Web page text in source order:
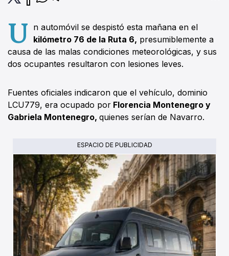
U n automóvil se despistó esta mañana en el
kilómetro 76 de la Ruta 6, presumiblemente a
causa de las malas condiciones meteorológicas, y sus
dos ocupantes resultaron con lesiones leves.
Fuentes oficiales indicaron que el vehículo, dominio
LCU779, era ocupado por Florencia Montenegro y
Gabriela Montenegro, quienes serían de Navarro.
ESPACIO DE PUBLICIDAD